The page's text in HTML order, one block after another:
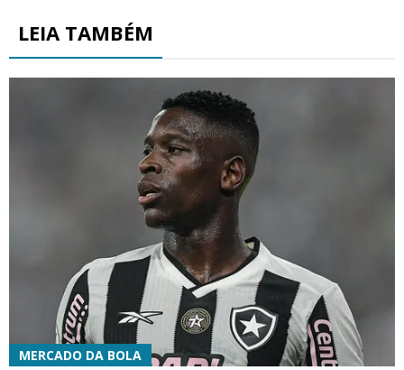
LEIA TAMBÉM
MERCADO DA BOLA